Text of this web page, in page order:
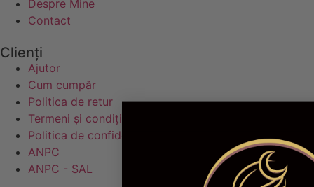
Despre Mine
Contact
Clienți
Ajutor
Cum cumpăr
Politica de retur
Termeni și condiții
Politica de confidențialitate
ANPC
ANPC - SAL